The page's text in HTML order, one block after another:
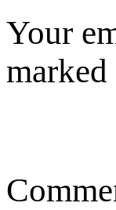
Your
marked